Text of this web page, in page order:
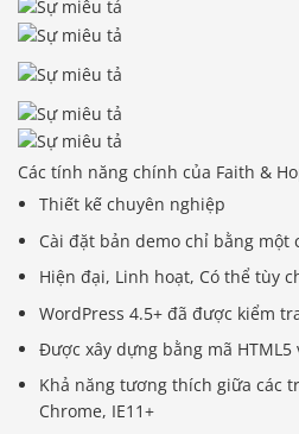
Các tính năng chính của Faith &
Thiết kế chuyên nghiệp
Cài đặt bản demo chỉ bằng một
Hiện đại, Linh hoạt, Có thể tùy
WordPress 4.5+ đã được kiểm
Được xây dựng bằng mã HTML5
Khả năng tương thích giữa các
Chrome, IE11+